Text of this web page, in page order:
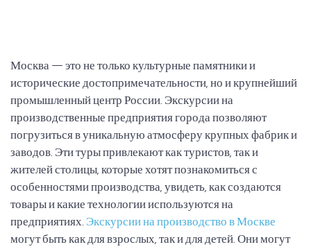
Москва — это не только культурные памятники и
исторические достопримечательности, но и крупнейший
промышленный центр России. Экскурсии на
производственные предприятия города позволяют
погрузиться в уникальную атмосферу крупных фабрик и
заводов. Эти туры привлекают как туристов, так и
жителей столицы, которые хотят познакомиться с
особенностями производства, увидеть, как создаются
товары и какие технологии используются на
предприятиях. Экскурсии на производство в Москве
могут быть как для взрослых, так и для детей. Они могут